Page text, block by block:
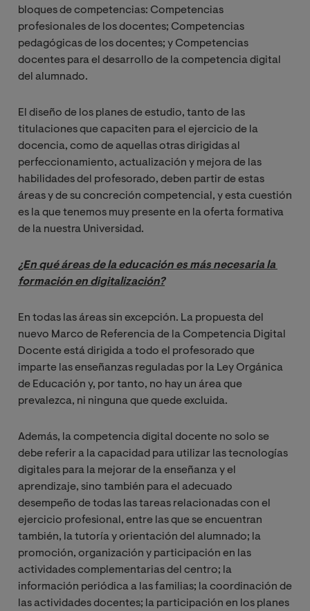
bloques de competencias: Competencias
profesionales de los docentes; Competencias
pedagógicas de los docentes; y Competencias
docentes para el desarrollo de la competencia digital
del alumnado.
El diseño de los planes de estudio, tanto de las
titulaciones que capaciten para el ejercicio de la
docencia, como de aquellas otras dirigidas al
perfeccionamiento, actualización y mejora de las
habilidades del profesorado, deben partir de estas
áreas y de su concreción competencial, y esta cuestión
es la que tenemos muy presente en la oferta formativa
de la nuestra Universidad.
¿En qué áreas de la educación es más necesaria la
formación en digitalización?
En todas las áreas sin excepción. La propuesta del
nuevo Marco de Referencia de la Competencia Digital
Docente está dirigida a todo el profesorado que
imparte las enseñanzas reguladas por la Ley Orgánica
de Educación y, por tanto, no hay un área que
prevalezca, ni ninguna que quede excluida.
Además, la competencia digital docente no solo se
debe referir a la capacidad para utilizar las tecnologías
digitales para la mejorar de la enseñanza y el
aprendizaje, sino también para el adecuado
desempeño de todas las tareas relacionadas con el
ejercicio profesional, entre las que se encuentran
también, la tutoría y orientación del alumnado; la
promoción, organización y participación en las
actividades complementarias del centro; la
información periódica a las familias; la coordinación de
las actividades docentes; la participación en los planes